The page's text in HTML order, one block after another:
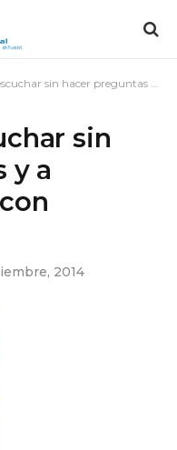
hacer preguntas y a responder o no con eficacia
sin
y a
2014